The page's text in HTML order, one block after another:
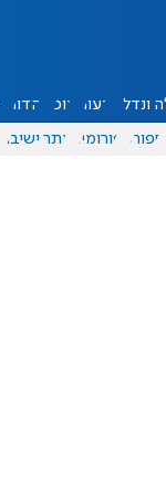
ונדל"ן דעות אוכל יהדות
ספורט פורומים אתר ישיבה